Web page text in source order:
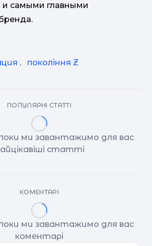
и самыми главными
, покоління Z
ПОПУЛЯРНІ СТАТТІ
ми завантажимо для вас
статті
КОМЕНТАРІ
ми завантажимо для вас
коментарі